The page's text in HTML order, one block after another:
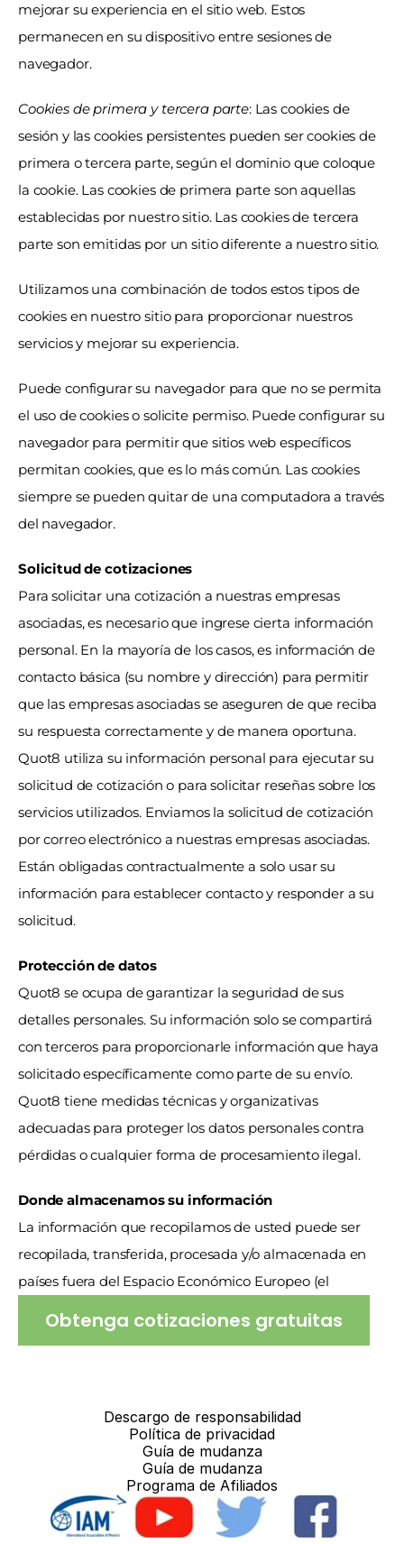
mejorar su experiencia en el sitio web. Estos
permanecen en su dispositivo entre sesiones de
navegador.
Cookies de primera y tercera parte: Las cookies de
sesión y las cookies persistentes pueden ser cookies de
primera o tercera parte, según el dominio que coloque
la cookie. Las cookies de primera parte son aquellas
establecidas por nuestro sitio. Las cookies de tercera
parte son emitidas por un sitio diferente a nuestro sitio.
Utilizamos una combinación de todos estos tipos de
cookies en nuestro sitio para proporcionar nuestros
servicios y mejorar su experiencia.
Puede configurar su navegador para que no se permita
el uso de cookies o solicite permiso. Puede configurar su
navegador para permitir que sitios web específicos
permitan cookies, que es lo más común. Las cookies
siempre se pueden quitar de una computadora a través
del navegador.
Solicitud de cotizaciones
Para solicitar una cotización a nuestras empresas
asociadas, es necesario que ingrese cierta información
personal. En la mayoría de los casos, es información de
contacto básica (su nombre y dirección) para permitir
que las empresas asociadas se aseguren de que reciba
su respuesta correctamente y de manera oportuna.
Quot8 utiliza su información personal para ejecutar su
solicitud de cotización o para solicitar reseñas sobre los
servicios utilizados. Enviamos la solicitud de cotización
por correo electrónico a nuestras empresas asociadas.
Están obligadas contractualmente a solo usar su
información para establecer contacto y responder a su
solicitud.
Protección de datos
Quot8 se ocupa de garantizar la seguridad de sus
detalles personales. Su información solo se compartirá
con terceros para proporcionarle información que haya
solicitado específicamente como parte de su envío.
Quot8 tiene medidas técnicas y organizativas
adecuadas para proteger los datos personales contra
pérdidas o cualquier forma de procesamiento ilegal.
Donde almacenamos su información
La información que recopilamos de usted puede ser
recopilada, transferida, procesada y/o almacenada en
países fuera del Espacio Económico Europeo (el
Obtenga cotizaciones gratuitas
Descargo de responsabilidad
Política de privacidad
Guía de mudanza
Guía de mudanza
Programa de Afiliados